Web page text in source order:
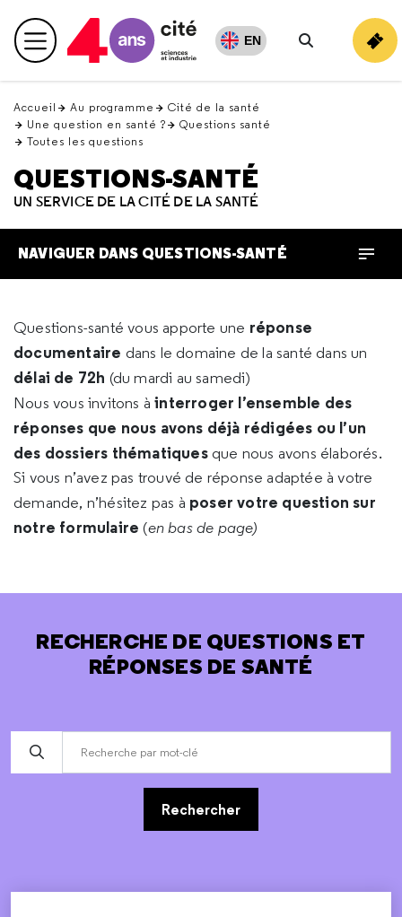
en
haut Menu principal EN
Rechercher
Accueil Au programme
Cité de la santé
Une question en santé ?
Questions santé
Toutes les questions
QUESTIONS-SANTÉ
UN SERVICE DE LA CITÉ DE LA SANTÉ
NAVIGUER DANS QUESTIONS-SANTÉ
Questions-santé vous apporte une réponse
documentaire dans le domaine de la santé dans un
délai de 72h (du mardi au samedi)
Nous vous invitons àinterroger l’ensemble des
réponses que nous avons déjà rédigées ou l’un
des dossiers thématiques que nous avons élaborés.
Si vous n’avez pas trouvé de réponse adaptée à votre
demande, n’hésitez pas à poser votre question sur
notre formulaire (en bas de page)
RECHERCHE DE QUESTIONS ET
RÉPONSES DE SANTÉ
Rechercher